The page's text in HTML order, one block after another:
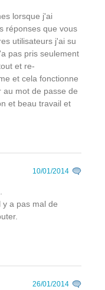
lorsque j'ai
réponses que vous
utilisateurs j'ai su
pas pris seulement
et re-
et cela fonctionne
au mot de passe de
et beau travail et
10/01/2014
a pas mal de
26/01/2014